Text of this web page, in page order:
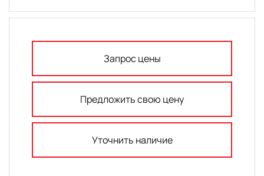
Запрос цены
Предложить свою цену
Уточнить наличие